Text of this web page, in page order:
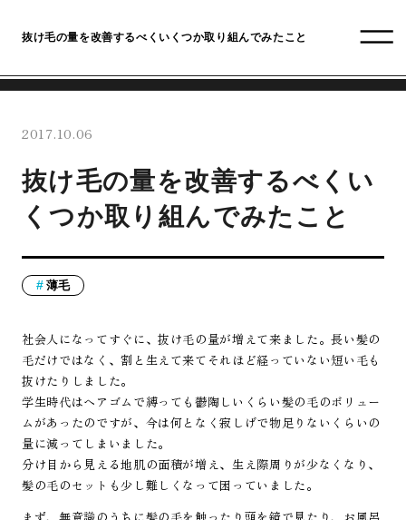
抜け毛の量を改善するべくいくつか取り組んでみたこと
2017.10.06
抜け毛の量を改善するべくい
くつか取り組んでみたこと
薄毛
社会人になってすぐに、抜け毛の量が増えて来ました。長い髪の
毛だけではなく、割と生えて来てそれほど経っていない短い毛も
抜けたりしました。
学生時代はヘアゴムで縛っても鬱陶しいくらい髪の毛のボリュー
ムがあったのですが、今は何となく寂しげで物足りないくらいの
量に減ってしまいました。
分け目から見える地肌の面積が増え、生え際周りが少なくなり、
髪の毛のセットも少し難しくなって困っていました。
まず、無意識のうちに髪の毛を触ったり頭を鏡で見たり、お風呂